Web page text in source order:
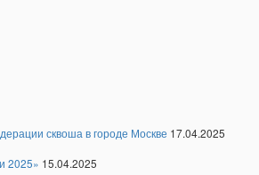
сквоша в городе Москве 17.04.2025
2025» 15.04.2025